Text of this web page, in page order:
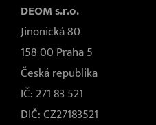
DEOM s.r.o.
Jinonická 80
158 00 Praha 5
Česká republika
IČ: 271 83 521
DIČ: CZ27183521